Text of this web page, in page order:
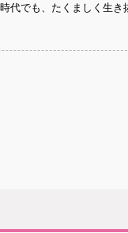
代でも、たくましく生き